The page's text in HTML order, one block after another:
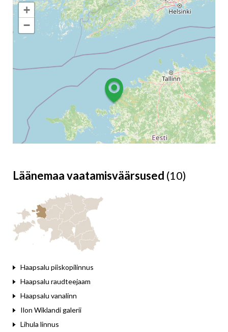
+
−
Läänemaa vaatamisväärsused (10)
Haapsalu piiskopilinnus
Haapsalu raudteejaam
Haapsalu vanalinn
Ilon Wiklandi galerii
Lihula linnus